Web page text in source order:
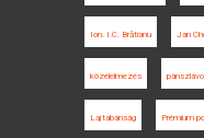
Ion. I.C. Brătianu Jan
közélelmezés
Lajtabánság Prémium